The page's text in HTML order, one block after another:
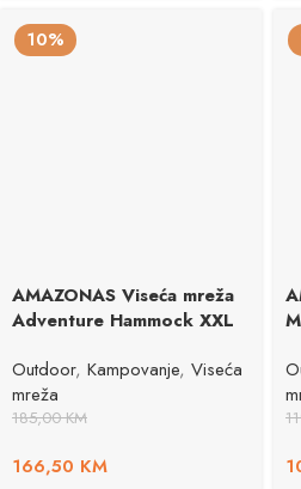
10%
AMAZONAS Viseća mreža
Adventure Hammock XXL
Outdoor, Kampovanje, Viseća
mreža
185,00KM
166,50 KM